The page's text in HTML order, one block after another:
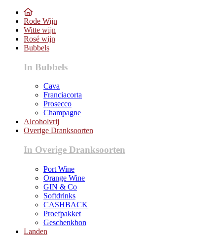
Rode Wijn
Witte wijn
Rosé wijn
Bubbels
In Bubbels
Cava
Franciacorta
Prosecco
Champagne
Alcoholvrij
Overige Dranksoorten
In Overige Dranksoorten
Port Wine
Orange Wine
GIN & Co
Softdrinks
CASHBACK
Proefpakket
Geschenkbon
Landen